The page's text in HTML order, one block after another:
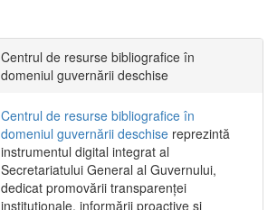
Centrul de resurse bibliografice în
domeniul guvernării deschise
Centrul de resurse bibliografice în
domeniul guvernării deschise reprezintă
instrumentul digital integrat al
Secretariatului General al Guvernului,
dedicat promovării transparenței
instituționale, informării proactive și